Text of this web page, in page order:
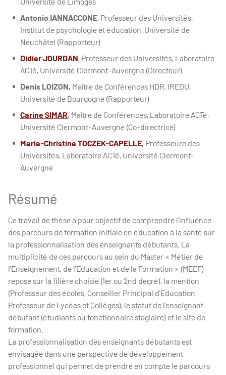
Antonio IANNACCONE, Professeur des Universités,
Institut de psychologie et éducation, Université de
Neuchâtel (Rapporteur)
Didier JOURDAN, Professeur des Universités, Laboratoire
ACTé, Université Clermont-Auvergne (Directeur)
Denis LOIZON, Maître de Conférences HDR, IREDU,
Université de Bourgogne (Rapporteur)
Carine SIMAR, Maître de Conférences, Laboratoire ACTé,
Université Clermont-Auvergne (Co-directrice)
Marie-Christine TOCZEK-CAPELLE, Professeure des
Universités, Laboratoire ACTé, Université Clermont-
Auvergne
Résumé
Ce travail de thèse a pour objectif de comprendre l’influence
des parcours de formation initiale en éducation à la santé sur
la professionnalisation des enseignants débutants. La
multiplicité de ces parcours au sein du Master « Métier de
l’Enseignement, de l’Education et de la Formation » (MEEF)
repose sur la filière choisie (1er ou 2nd degré), la mention
(Professeur des écoles, Conseiller Principal d’Education,
Professeur de Lycées et Collèges), le statut de l’enseignant
débutant (étudiants ou fonctionnaire stagiaire) et le site de
formation.
La professionnalisation des enseignants débutants est
envisagée dans une perspective de développement
professionnel qui permet de prendre en compte le parcours